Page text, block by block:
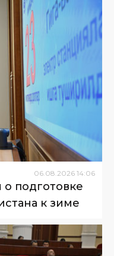
06.08.2026 14:06
подготовке
к зиме